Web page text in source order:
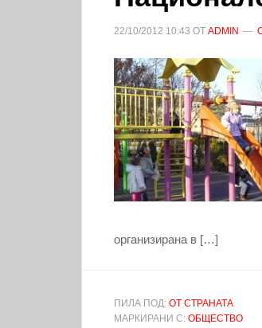
22/10/2012 10:43 ОТ ADMIN
организирана в […]
ПИЛА ПОД: ОТ СТРАНАТА
МАРКИРАНИ С: ОБЩЕСТВО